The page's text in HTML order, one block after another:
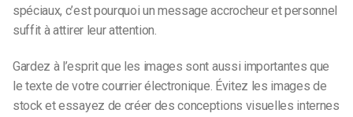
spéciaux, c’est pourquoi un message accrocheur et personnel
suffit à attirer leur attention.
Gardez à l’esprit que les images sont aussi importantes que
le texte de votre courrier électronique. Évitez les images de
stock et essayez de créer des conceptions visuelles internes